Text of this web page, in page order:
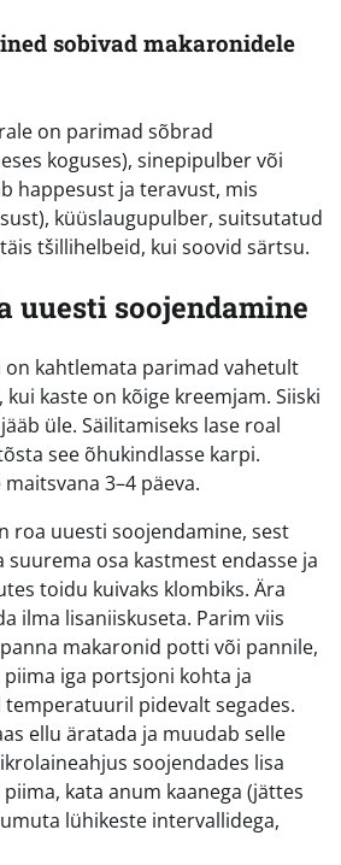
sobivad makaronidele
on parimad sõbrad
koguses), sinepipulber või
happesust ja teravust, mis
küüslaugupulber, suitsutatud
tšillihelbeid, kui soovid särtsu.
uuesti soojendamine
kahtlemata parimad vahetult
kaste on kõige kreemjam. Siiski
üle. Säilitamiseks lase roal
see õhukindlasse karpi.
3–4 päeva.
roa uuesti soojendamine, sest
osa kastmest endasse ja
toidu kuivaks klombiks. Ära
ilma lisaniiskuseta. Parim viis
makaronid potti või pannile,
iga portsjoni kohta ja
pidevalt segades.
ellu äratada ja muudab selle
soojendades lisa
kata anum kaanega (jättes
lühikeste intervallidega,